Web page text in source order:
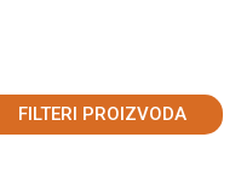
FILTERI PROIZVODA